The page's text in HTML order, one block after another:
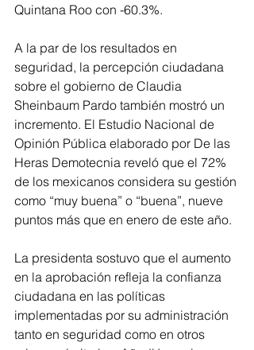
Quintana Roo con -60.3%.
A la par de los resultados en
seguridad, la percepción ciudadana
sobre el gobierno de Claudia
Sheinbaum Pardo también mostró un
incremento. El Estudio Nacional de
Opinión Pública elaborado por De las
Heras Demotecnia reveló que el 72%
de los mexicanos considera su gestión
como “muy buena” o “buena”, nueve
puntos más que en enero de este año.
La presidenta sostuvo que el aumento
en la aprobación refleja la confianza
ciudadana en las políticas
implementadas por su administración
tanto en seguridad como en otros